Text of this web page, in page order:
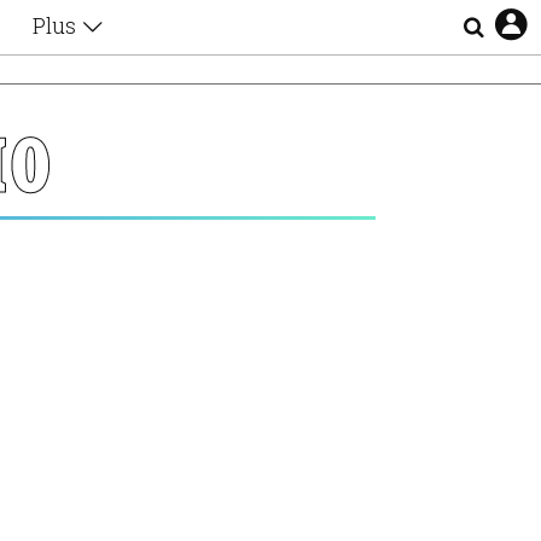
Plus
Αφιερώματα
Ζώδια